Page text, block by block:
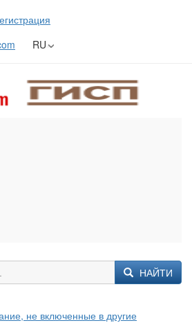
RU
НАЙТИ
не включенные в другие